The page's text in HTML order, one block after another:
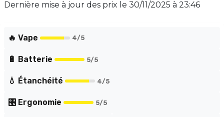
Dernière mise à jour des prix le 30/11/2025 à 23:46
🔥 Vape 4/5
🔋 Batterie 5/5
💧 Étanchéité 4/5
🎛️ Ergonomie 5/5